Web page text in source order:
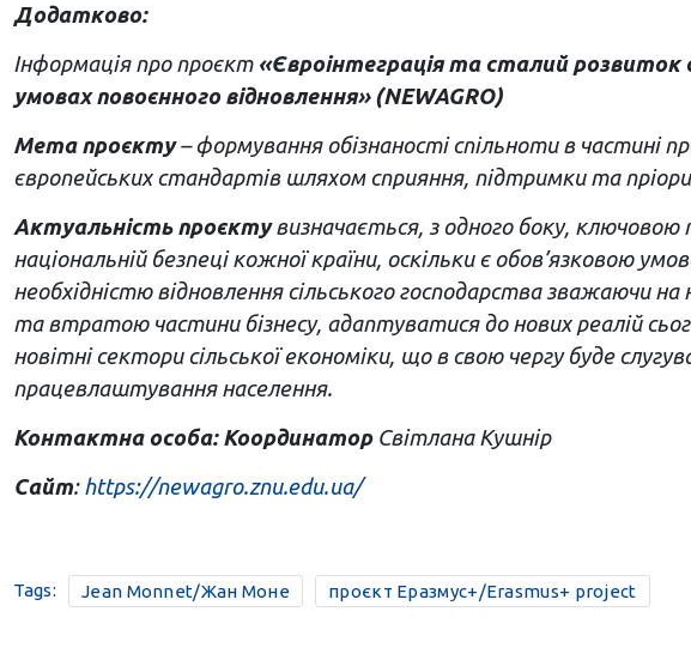
Додатково:
Інформація про проєкт «Євроінтеграція та сталий розвиток
умовах повоєнного відновлення» (NEWAGRO)
Мета проєкту– формування обізнаності спільноти в частині
європейських стандартів шляхом сприяння, підтримки та
Актуальність проєктувизначається, з одного боку, ключовою
національній безпеці кожної країни, оскільки є обов’язковою
необхідністю відновлення сільського господарства зважаючи
та втратою частини бізнесу, адаптуватися до нових реалій
новітні сектори сільської економіки, що в свою чергу буде
працевлаштування населення.
Контактна особа: КоординаторСвітлана Кушнір
Сайт: https://newagro.znu.edu.ua/
Tags: Jean Monnet/Жан Моне проєкт Еразмус+/Erasmus+ project